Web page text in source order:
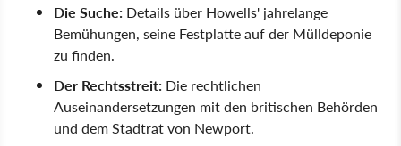
Die Suche: Details über Howells' jahrelange
Bemühungen, seine Festplatte auf der Mülldeponie
zu finden.
Der Rechtsstreit: Die rechtlichen
Auseinandersetzungen mit den britischen Behörden
und dem Stadtrat von Newport.